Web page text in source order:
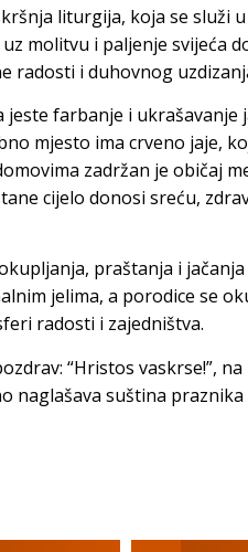
liturgija, koja se služi
molitvu i paljenje svijeća
radosti i duhovnog
farbanje i ukrašavanje
mjesto ima crveno jaje,
zadržan je običaj
cijelo donosi sreću,
praštanja i
jelima, a porodice se
radosti i zajedništva.
“Hristos vaskrse!”, na
naglašava suština